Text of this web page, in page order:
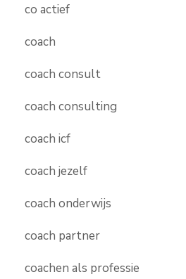
co actief
coach
coach consult
coach consulting
coach icf
coach jezelf
coach onderwijs
coach partner
coachen als professie